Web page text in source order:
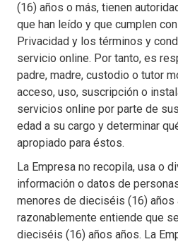
(16) años o más, tienen
que han leído y que cumplen
Privacidad y los términos y
servicio online. Por tanto, es
padre, madre, custodio o tutor
acceso, uso, suscripción o
servicios online por parte de
edad a su cargo y determinar
apropiado para éstos.
La Empresa no recopila, usa o
información o datos de
menores de dieciséis (16) años
razonablemente entiende que
dieciséis (16) años años. La